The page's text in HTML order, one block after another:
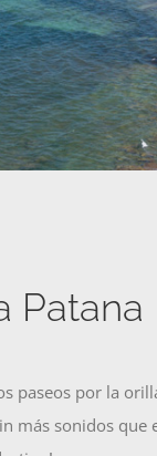
Patana
paseos por la
más sonidos que